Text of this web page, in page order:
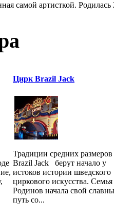
самой артисткой.
Цирк Brazil Jack
Традиции средних
Brazil Jack берут начало у
истоков истории шведского
циркового искусства. Семья
Родинов начала свой
путь со...